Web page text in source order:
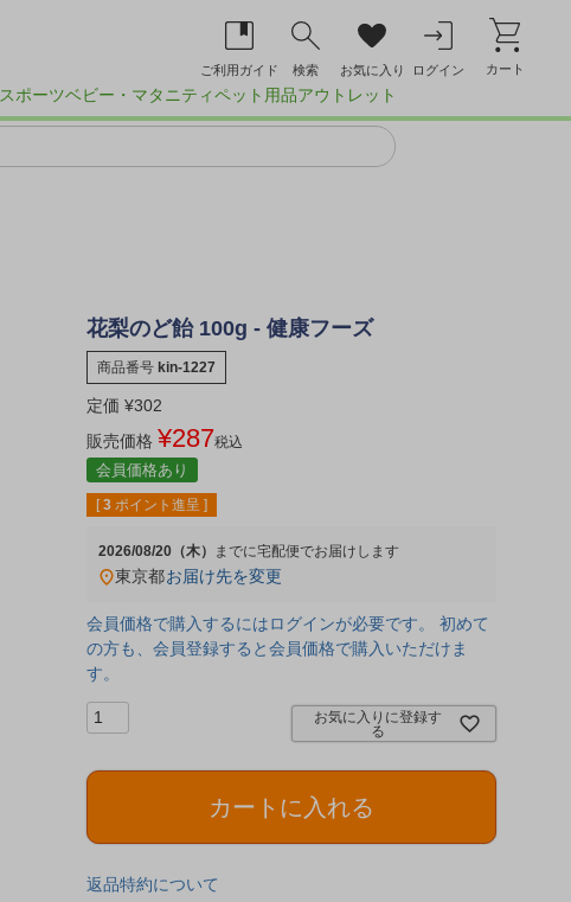
ご利用ガイド 検索 お気に入り ログイン カート
スポーツベビー・マタニティペット用品アウトレット
花梨のど飴 100g - 健康フーズ
商品番号 kin-1227
定価 ¥302
販売価格 ¥287税込
会員価格あり
[ 3 ポイント進呈 ]
2026/08/20（木） 宅配便
東京都お届け先を変更
会員価格で購入するにはログインが必要です。 初めて
の方も、会員登録すると会員価格で購入いただけま
す。
お気に入りに登録す
る
カートに入れる
返品特約について